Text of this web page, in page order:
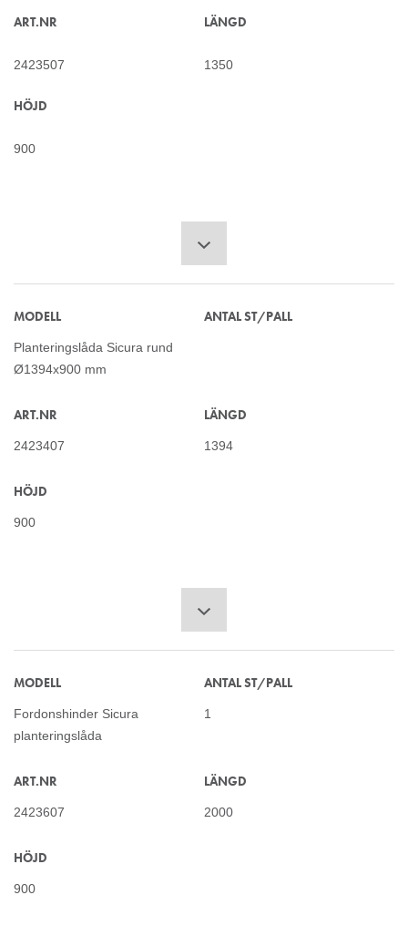
ART.NR
2423507
LÄNGD
1350
HÖJD
900
MODELL
Planteringslåda Sicura rund
Ø1394x900 mm
ART.NR
2423407
LÄNGD
1394
HÖJD
900
ANTAL ST/PALL
MODELL
Fordonshinder Sicura
planteringslåda
ART.NR
2423607
LÄNGD
2000
HÖJD
900
ANTAL ST/PALL
1